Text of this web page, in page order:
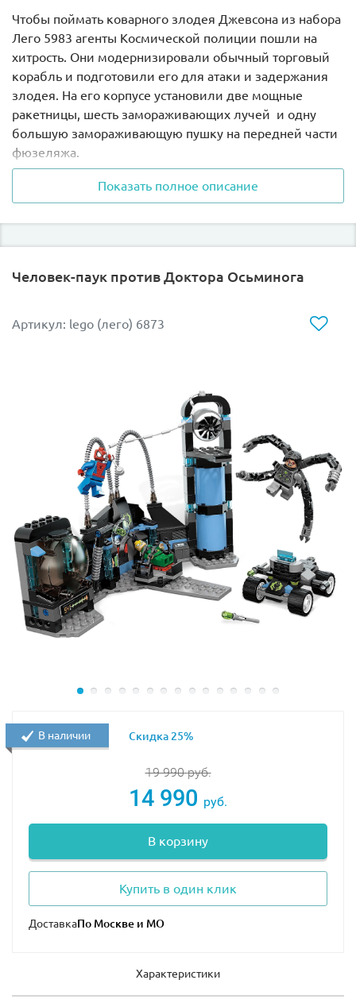
Чтобы поймать коварного злодея Джевсона из набора
Лего 5983 агенты Космической полиции пошли на
хитрость. Они модернизировали обычный торговый
корабль и подготовили его для атаки и задержания
злодея. На его корпусе установили две мощные
ракетницы, шесть замораживающих лучей и одну
большую замораживающую пушку на передней части
фюзеляжа.
Четыре мощные турбины помогают разогнаться до
сверхзвуковых скоростей, а обтекаемая форма
закрылок способствует уменьшению сопротивления
ветра.
Кабина пилота представляет собой прозрачную
который управляет не только всеми системами
полицейский истребитель осуществляется за счёт
поворота кабины пилота на 180º.
Размер модели в собранном виде составляет20 см
Показать полное описание
Человек-паук против Доктора Осьминога
Артикул: lego (лего) 6873
19 990руб.
14 990 руб.
В корзину
Купить в один клик
Доставка
В наличии Скидка 25%
Характеристики